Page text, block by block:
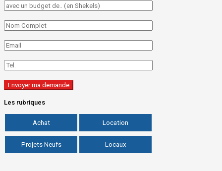
Les rubriques
Achat Location
Projets Neufs Locaux